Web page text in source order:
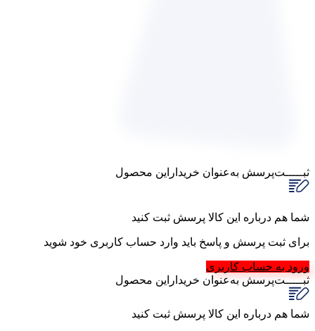
ثبـــــت‌پرسش به‌عنوان ‌خریدار‌این‌ محصول
شما هم درباره این کالا پرسش ثبت کنید
برای ثبت پرسش و پاسخ باید وارد حساب کاربری خود شوید
ورود به حساب کاربری
ثبـــــت‌پرسشبه‌عنوان ‌خریدار‌این‌ محصول
شما هم درباره این کالا پرسش ثبت کنید